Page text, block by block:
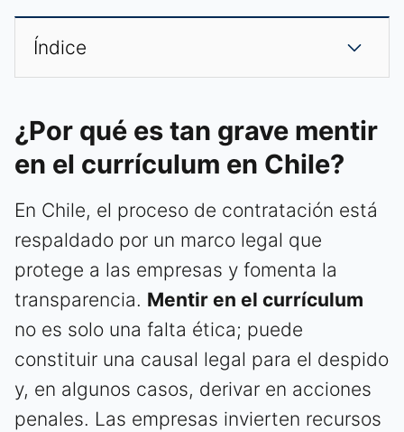
Índice
¿Por qué es tan grave mentir
en el currículum en Chile?
En Chile, el proceso de contratación está
respaldado por un marco legal que
protege a las empresas y fomenta la
transparencia. Mentir en el currículum
no es solo una falta ética; puede
constituir una causal legal para el despido
y, en algunos casos, derivar en acciones
penales. Las empresas invierten recursos